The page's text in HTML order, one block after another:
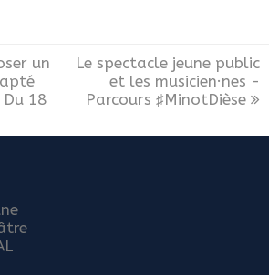
un
18
Le spectacle jeune public
et les musicien·nes -
Parcours ♯MinotDièse